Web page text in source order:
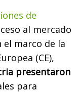
de
al mercado
el marco de la
(CE),
presentaron
para